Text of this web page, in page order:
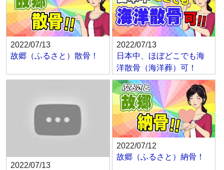
2022/07/13
故郷（ふるさと）散骨！
2022/07/13
日本中、ほぼどこでも海
洋散骨（海洋葬）可！
2022/07/13
2022/07/12
故郷（ふるさと）納骨！